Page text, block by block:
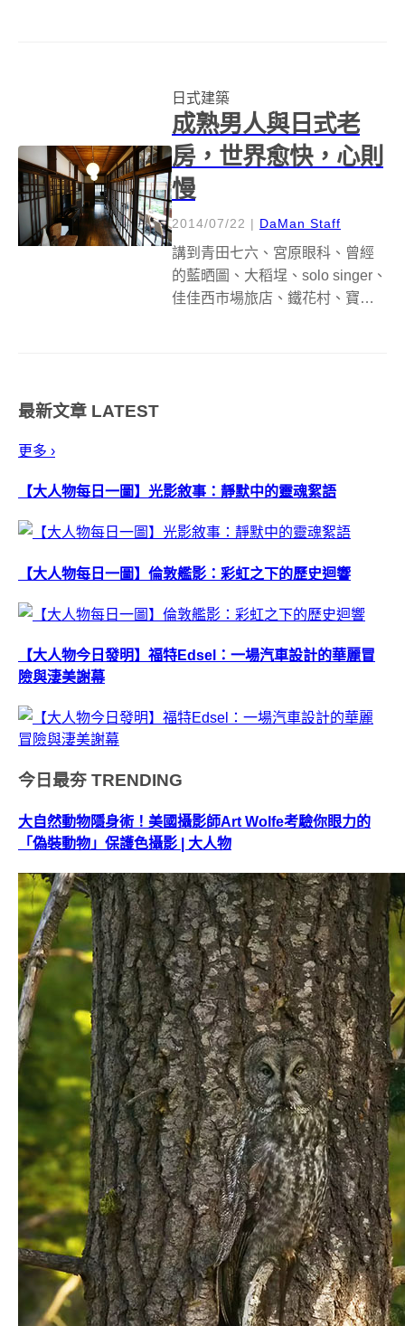
星巴克咖啡京都二寧坂八坂茶屋...
日式建築
成熟男人與日式老
房，世界愈快，心則
慢
2014/07/22 | DaMan Staff
講到青田七六、宮原眼科、曾經
的藍晒圖、大稻埕、solo singer、
佳佳西市場旅店、鐵花村、寶藏
最新文章 LATEST
更多 ›
【大人物每日一圖】光影敘事：靜默中的靈魂絮語
【大人物每日一圖】倫敦艦影：彩虹之下的歷史迴響
【大人物今日發明】福特Edsel：一場汽車設計的華麗冒
險與淒美謝幕
今日最夯 TRENDING
大自然動物隱身術！美國攝影師Art Wolfe考驗你眼力的
「偽裝動物」保護色攝影 | 大人物